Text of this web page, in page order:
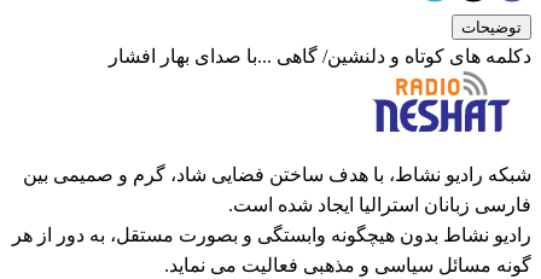
توضیحات
دکلمه های کوتاه و دلنشین/ گاهی ...با صدای بهار افشار
شبکه رادیو نشاط، با هدف ساختن فضایی شاد، گرم و صمیمی بین
فارسی زبانان استرالیا ایجاد شده است.
رادیو نشاط بدون هیچگونه وابستگی و بصورت مستقل، به دور از هر
گونه مسائل سیاسی و مذهبی فعالیت می نماید.